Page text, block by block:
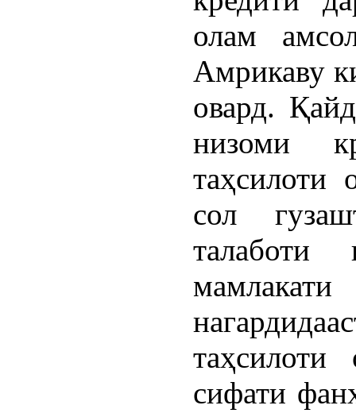
олам
Амрикаву
овард.
низоми
таҳсилоти
сол
сифати